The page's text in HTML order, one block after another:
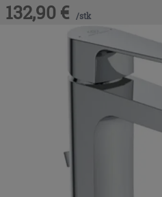
132,90 € /stk